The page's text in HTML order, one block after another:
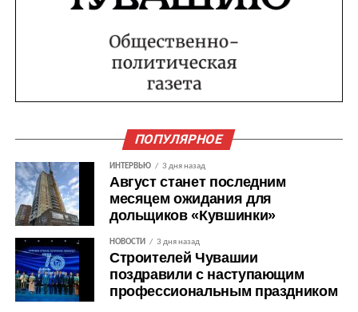
ПОПУЛЯРНОЕ
ИНТЕРВЬЮ 3 дня назад
Август станет последним
месяцем ожидания для
дольщиков «Кувшинки»
НОВОСТИ 3 дня назад
Строителей Чувашии
поздравили с наступающим
профессиональным праздником